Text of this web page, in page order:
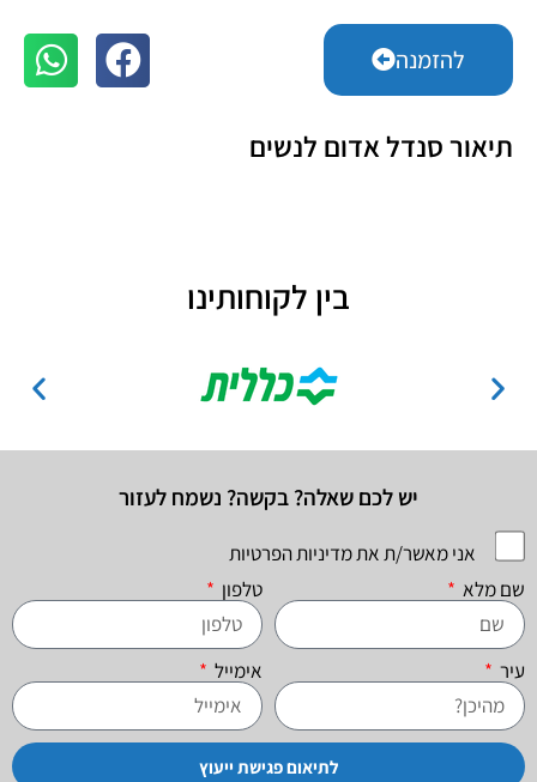
להזמנה
תיאור סנדל אדום לנשים
בין לקוחותינו
יש לכם שאלה? בקשה? נשמח לעזור
אני מאשר/ת את מדיניות הפרטיות
שם מלא
טלפון
עיר אימייל
לתיאום פגישת ייעוץ